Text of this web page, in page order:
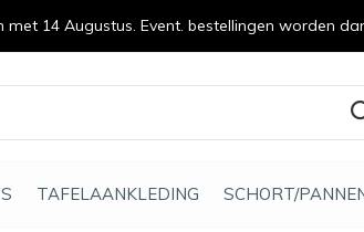
TAFELAANKLEDING SCHORT/
14 Augustus. Event. bestellingen worden